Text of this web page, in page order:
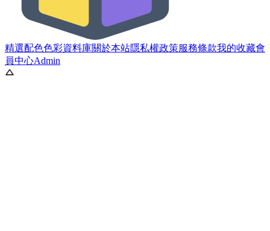
精選配色色彩資料庫關於本站隱私權政策服務條款我的收藏會
員中心Admin